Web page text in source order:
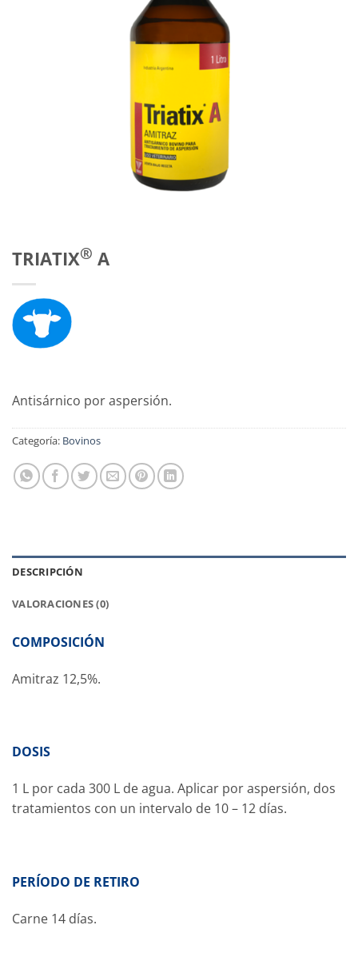
TRIATIX® A
Antisárnico por aspersión.
Categoría: Bovinos
DESCRIPCIÓN
VALORACIONES (0)
COMPOSICIÓN
Amitraz 12,5%.
DOSIS
1 L por cada 300 L de agua. Aplicar por aspersión, dos
tratamientos con un intervalo de 10 – 12 días.
PERÍODO DE RETIRO
Carne 14 días.